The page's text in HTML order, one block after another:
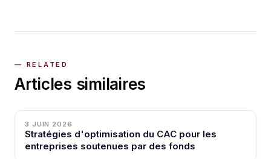
Articles similaires
3 JUIN 2026
Stratégies d'optimisation du CAC pour les
entreprises soutenues par des fonds